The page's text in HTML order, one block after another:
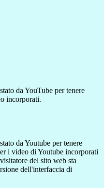
da YouTube per tenere
incorporati.
da Youtube per tenere
i video di Youtube incorporati
del sito web sta
dell'interfaccia di